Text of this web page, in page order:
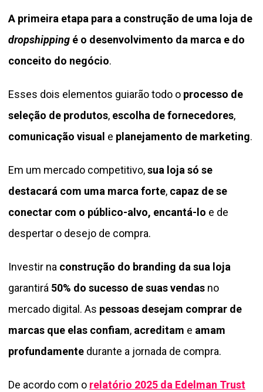
A primeira etapa para a construção de uma loja de
dropshipping é o desenvolvimento da marca e do
conceito do negócio.
Esses dois elementos guiarão todo o processo de
seleção de produtos, escolha de fornecedores,
comunicação visual e planejamento de marketing.
Em um mercado competitivo,sua loja só se
destacará com uma marca forte, capaz de se
conectar com o público-alvo, encantá-lo e de
despertar o desejo de compra.
Investir na construção do branding da sua loja
garantirá 50% do sucesso de suas vendas no
mercado digital. As pessoas desejam comprar de
marcas que elas confiam, acreditam e amam
profundamente durante a jornada de compra.
De acordo com o relatório 2025 da Edelman Trust